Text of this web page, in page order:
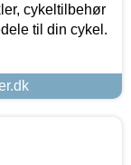
cykeltilbehør
til din cykel.